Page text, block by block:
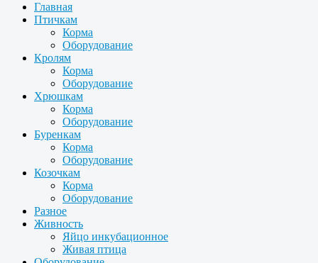
Главная
Птичкам
Корма
Оборудование
Кролям
Корма
Оборудование
Хрюшкам
Корма
Оборудование
Буренкам
Корма
Оборудование
Козочкам
Корма
Оборудование
Разное
Живность
Яйцо инкубационное
Живая птица